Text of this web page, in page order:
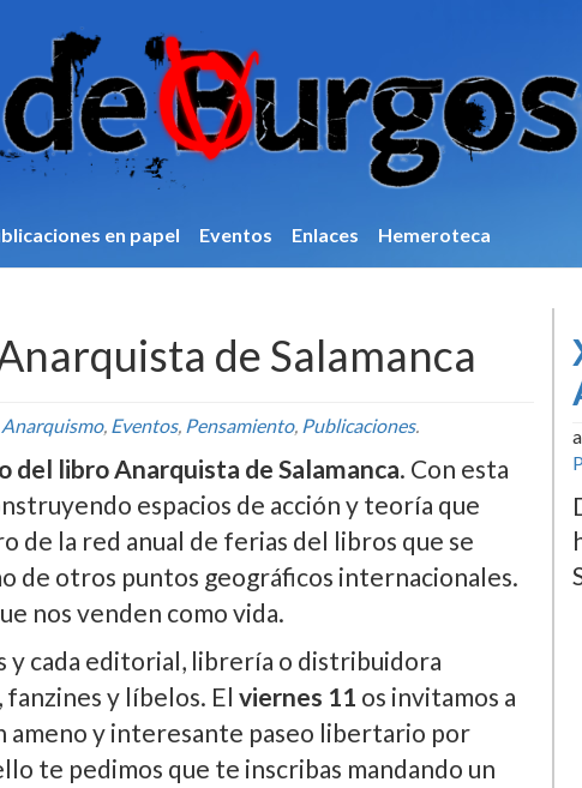
en papel Eventos Enlaces Hemeroteca
de Salamanca
Anarquismo, Eventos, Pensamiento, Publicaciones.
del libro Anarquista de Salamanca. Con esta
espacios de acción y teoría que
de la red anual de ferias del libros que se
de otros puntos geográficos internacionales.
nos venden como vida.
y cada editorial, librería o distribuidora
y líbelos. El viernes 11 os invitamos a
ameno y interesante paseo libertario por
te pedimos que te inscribas mandando un